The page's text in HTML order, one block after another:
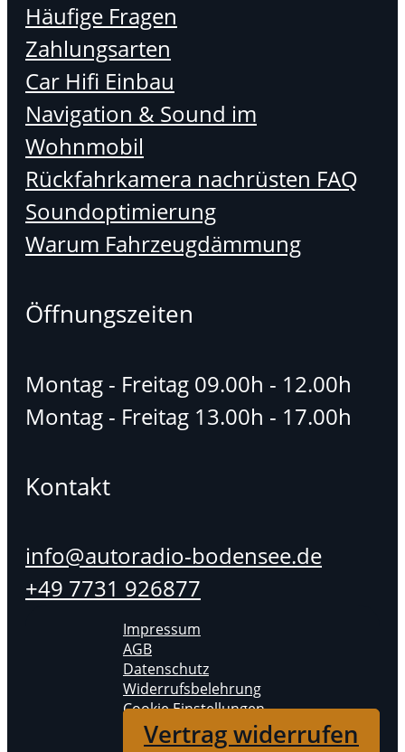
Häufige Fragen
Zahlungsarten
Car Hifi Einbau
Navigation & Sound im
Wohnmobil
Rückfahrkamera nachrüsten FAQ
Soundoptimierung
Warum Fahrzeugdämmung
Öffnungszeiten
Montag - Freitag 09.00h - 12.00h
Montag - Freitag 13.00h - 17.00h
Kontakt
info@autoradio-bodensee.de
+49 7731 926877
Impressum
AGB
Datenschutz
Widerrufsbelehrung
Cookie Einstellungen
Vertrag widerrufen